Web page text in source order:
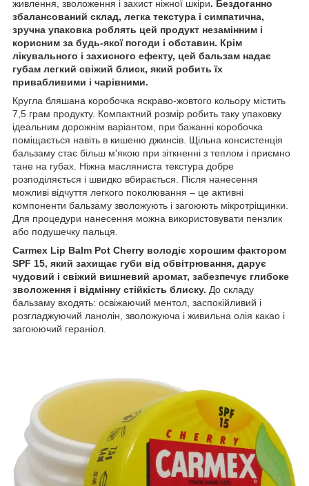
живлення, зволоження і захист ніжної шкіри. Бездоганно
збалансований склад, легка текстура і симпатична,
зручна упаковка роблять цей продукт незамінним і
корисним за будь-якої погоди і обставин. Крім
лікувального і захисного ефекту, цей бальзам надає
губам легкий свіжий блиск, який робить їх
привабливими і чарівними.
Кругла бляшана коробочка яскраво-жовтого кольору містить
7,5 грам продукту. Компактний розмір робить таку упаковку
ідеальним дорожнім варіантом, при бажанні коробочка
поміщається навіть в кишеню джинсів. Щільна консистенція
бальзаму стає більш м'якою при зіткненні з теплом і приємно
тане на губах. Ніжна масляниста текстура добре
розподіляється і швидко вбирається. Після нанесення
можливі відчуття легкого поколювання – це активні
компоненти бальзаму зволожують і загоюють мікротріщинки.
Для процедури нанесення можна використовувати пензлик
або подушечку пальця.
Carmex Lip Balm Pot Cherry володіє хорошим фактором
SPF 15, який захищає губи від обвітрювання, дарує
чудовий і свіжий вишневий аромат, забезпечує глибоке
зволоження і відмінну стійкість блиску. До складу
бальзаму входять: освіжаючий ментол, заспокійливий і
розгладжуючий ланолін, зволожуюча і живильна олія какао і
загоюючий гераніол.